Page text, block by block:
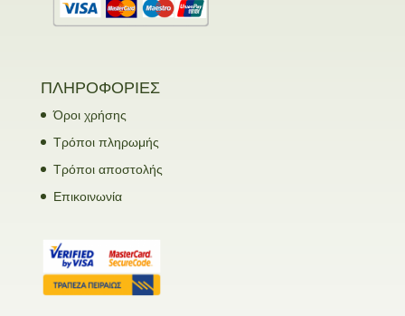
ΠΛΗΡΟΦΟΡΙΕΣ
Όροι χρήσης
Τρόποι πληρωμής
Τρόποι αποστολής
Επικοινωνία